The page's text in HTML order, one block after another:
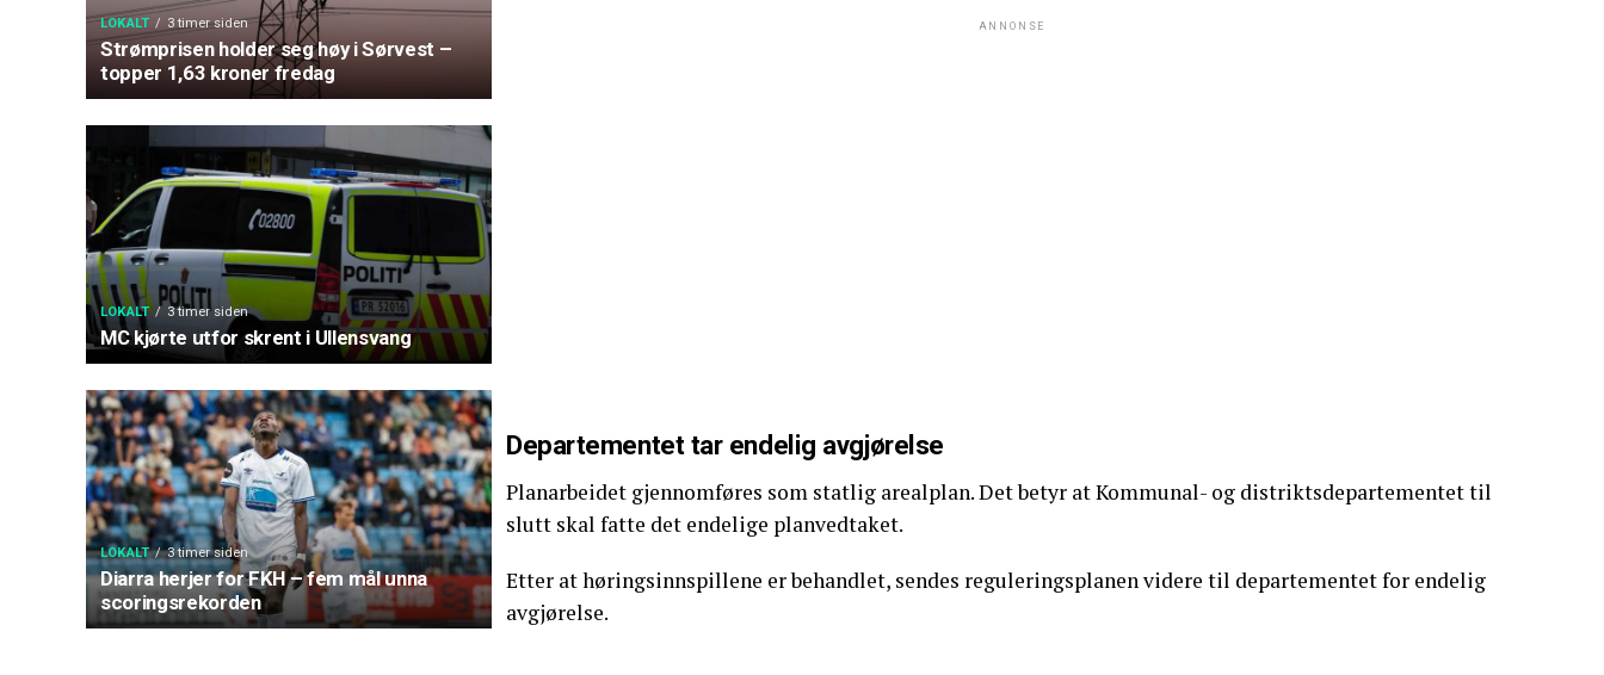
LOKALT 3 timer siden
Strømprisen holder seg høy i Sørvest –
topper 1,63 kroner fredag
LOKALT 3 timer siden
MC kjørte utfor skrent i Ullensvang
LOKALT 3 timer siden
Diarra herjer for FKH – fem mål unna
scoringsrekorden
ANNONSE
Departementet tar endelig avgjørelse
Planarbeidet gjennomføres som statlig arealplan. Det betyr at Kommunal- og distriktsdepartementet til
slutt skal fatte det endelige planvedtaket.
Etter at høringsinnspillene er behandlet, sendes reguleringsplanen videre til departementet for endelig
avgjørelse.